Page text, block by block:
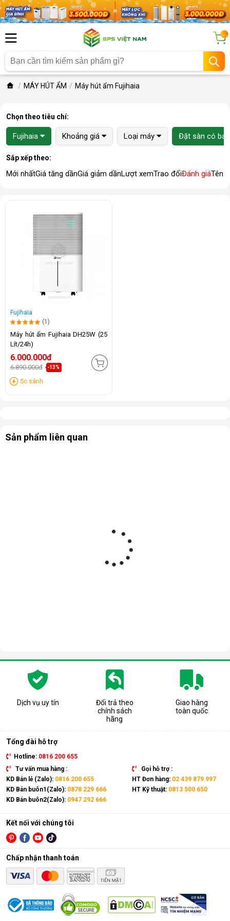
...
MÁY HÚT ẨM Máy hút ẩm Fujihaia
Chọn theo tiêu chí:
Fujihaia Khoảng giá Loại máy Đặt sàn có
Sắp xếp theo:
Mới nhấtGiá tăng dầnGiá giảm dầnLượt xemTrao đổiĐánh giáTên
Fujihaia
(1)
Máy hút ẩm Fujihaia DH25W (25
Lít/24h)
6.000.000đ
6.890.000đ -13%
So sánh
Sản phẩm liên quan
Dịch vụ uy tín
Đổi trả theo
chính sách
hãng
Giao hàng
toàn quốc
Tổng đài hỗ trợ
Hotline: 0816 200 655
Tư vấn mua hàng :
KD Bán lẻ (Zalo): 0816 200 655
KD Bán buôn1(Zalo): 0878 229 666
KD Bán buôn2(Zalo): 0947 292 666
Gọi hỗ trợ :
HT Đơn hàng: 02 439 879 997
HT Kỹ thuật: 0813 500 650
Kết nối với chúng tôi
Chấp nhận thanh toán